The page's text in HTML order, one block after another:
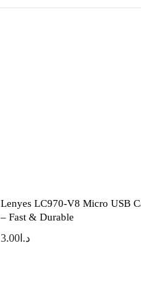
Lenyes LC970-V8 Micro USB
– Fast & Durable
د.ا3.00